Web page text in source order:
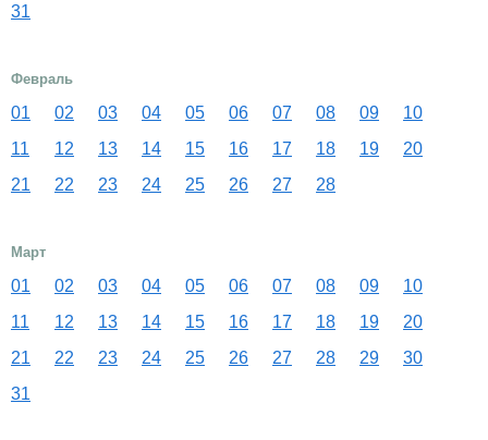
31
Февраль
01 02 03 04 05 06 07 08 09
10
11
12 13 14 15 16 17 18 19
20
21
22 23 24 25 26 27 28
Март
01 02 03 04 05 06 07 08 09
10
11
12 13 14 15 16 17 18 19
20
21
22 23 24 25 26 27 28 29
30
31